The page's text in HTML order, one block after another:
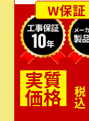
W保証
実質
価格 税込